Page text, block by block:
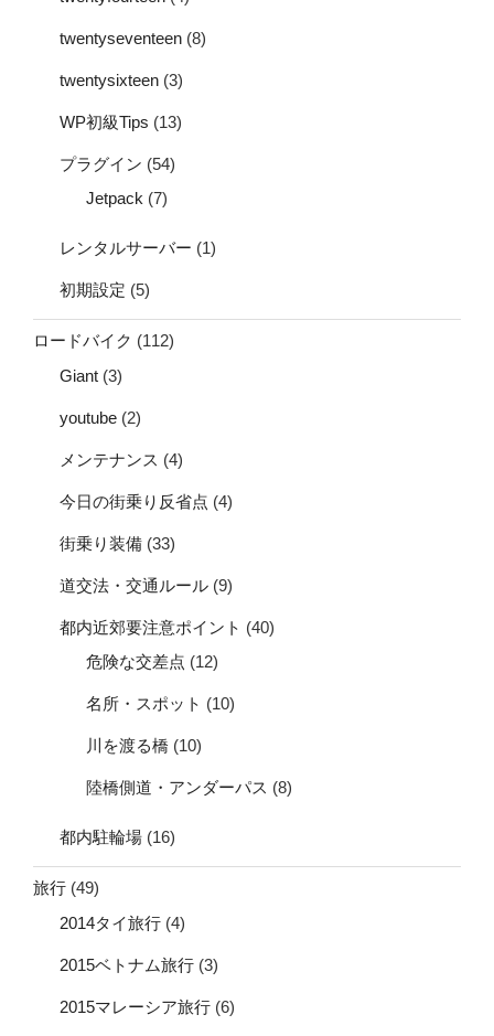
twentyseventeen (8)
twentysixteen (3)
WP初級Tips (13)
プラグイン (54)
Jetpack (7)
レンタルサーバー (1)
初期設定 (5)
ロードバイク (112)
Giant (3)
youtube (2)
メンテナンス (4)
今日の街乗り反省点 (4)
街乗り装備 (33)
道交法・交通ルール (9)
都内近郊要注意ポイント (40)
危険な交差点 (12)
名所・スポット (10)
川を渡る橋 (10)
陸橋側道・アンダーパス (8)
都内駐輪場 (16)
旅行 (49)
2014タイ旅行 (4)
2015ベトナム旅行 (3)
2015マレーシア旅行 (6)